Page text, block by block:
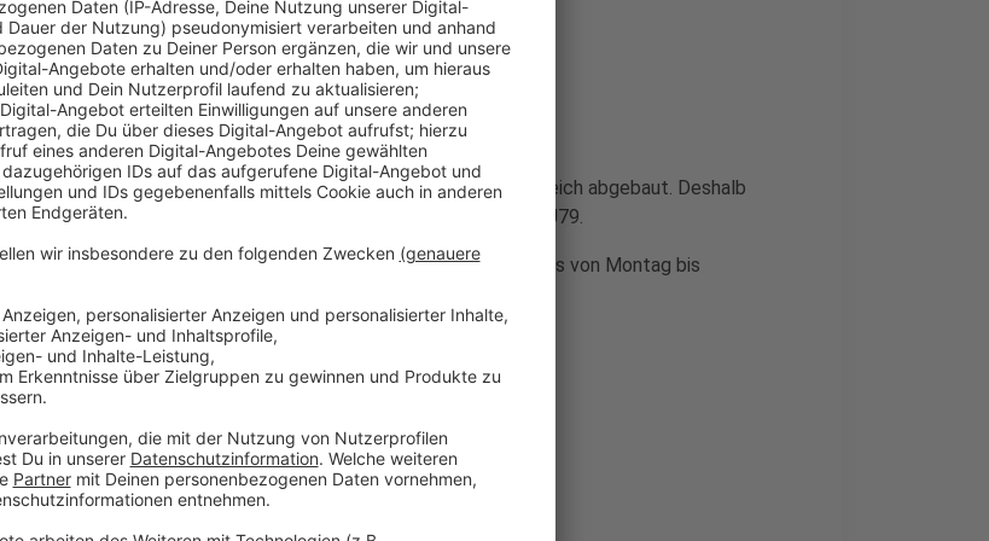
Sperrung in dieser und der kommenden -
Anzeige
ImU-Bahnhof Nordstraßewird eine Abschottung im Schienenbereich abgebaut. Deshalb
fahren zwischen der Altstadt und Stockum Ersatzbusse auf der U79.
Die Sperrungen gehen in dieser und der kommenden Woche jeweils von Montag bis
Anzeige
Weitere Infos und Links zum Thema:
Anzeige